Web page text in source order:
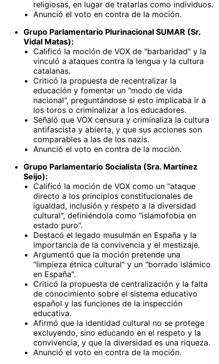
religiosas, en lugar de tratarlas como individuos.
Anunció el voto en contra de la moción.
Grupo Parlamentario Plurinacional SUMAR (Sr.
Vidal Matas):
Calificó la moción de VOX de "barbaridad" y la
vinculó a ataques contra la lengua y la cultura
catalanas.
Criticó la propuesta de recentralizar la
educación y fomentar un "modo de vida
nacional", preguntándose si esto implicaba ir a
los toros o criminalizar a los educadores.
Señaló que VOX censura y criminaliza la cultura
antifascista y abierta, y que sus acciones son
comparables a las de los nazis.
Anunció el voto en contra de la moción.
Grupo Parlamentario Socialista (Sra. Martínez
Seijo):
Calificó la moción de VOX como un "ataque
directo a los principios constitucionales de
igualdad, inclusión y respeto a la diversidad
cultural", definiéndola como "islamofobia en
estado puro".
Destacó el legado musulmán en España y la
importancia de la convivencia y el mestizaje.
Argumentó que la moción pretende una
"limpieza étnica cultural" y un "borrado islámico
en España".
Criticó la propuesta de centralización y la falta
de conocimiento sobre el sistema educativo
español y las funciones de la inspección
educativa.
Afirmó que la identidad cultural no se protege
excluyendo, sino educando en el respeto y la
convivencia, y que la diversidad es una riqueza.
Anunció el voto en contra de la moción.